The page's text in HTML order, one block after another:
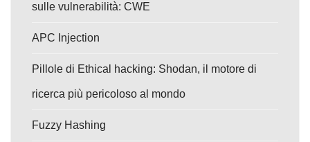
sulle vulnerabilità: CWE
APC Injection
Pillole di Ethical hacking: Shodan, il motore di
ricerca più pericoloso al mondo
Fuzzy Hashing